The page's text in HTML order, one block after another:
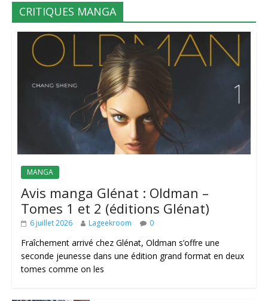
CRITIQUES MANGA
MANGA
Avis manga Glénat : Oldman –
Tomes 1 et 2 (éditions Glénat)
6 juillet 2026 Lageekroom 0
Fraîchement arrivé chez Glénat, Oldman s’offre une
seconde jeunesse dans une édition grand format en deux
tomes comme on les